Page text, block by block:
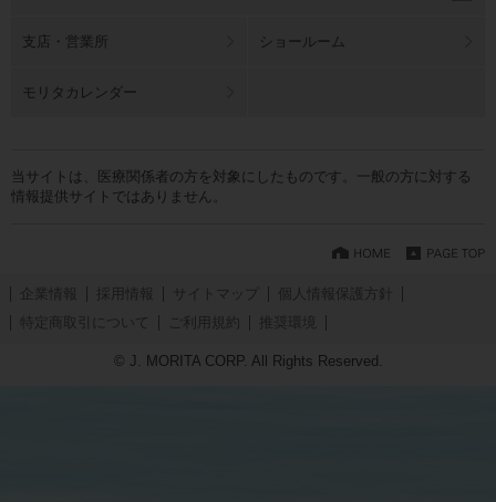
支店・営業所 ショールーム
モリタカレンダー
当サイトは、医療関係者の方を対象にしたものです。一般の方に対する
情報提供サイトではありません。
企業情報 採用情報 サイトマップ
個人情報保護方針
特定商取引について
ご利用規約 推奨環境
© J. MORITA CORP. All Rights Reserved.